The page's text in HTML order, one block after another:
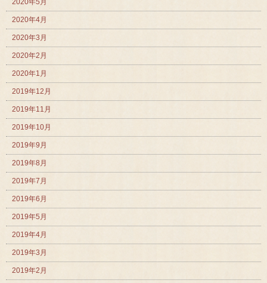
2020年5月
2020年4月
2020年3月
2020年2月
2020年1月
2019年12月
2019年11月
2019年10月
2019年9月
2019年8月
2019年7月
2019年6月
2019年5月
2019年4月
2019年3月
2019年2月